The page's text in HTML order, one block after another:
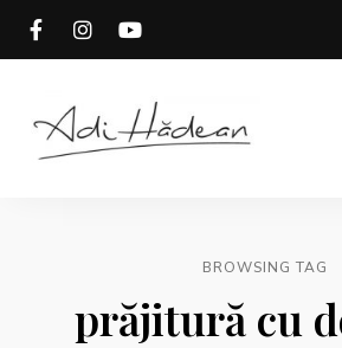
BROWSING TAG
prăjitură cu